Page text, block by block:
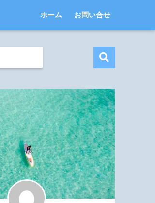
ホーム お問い合せ